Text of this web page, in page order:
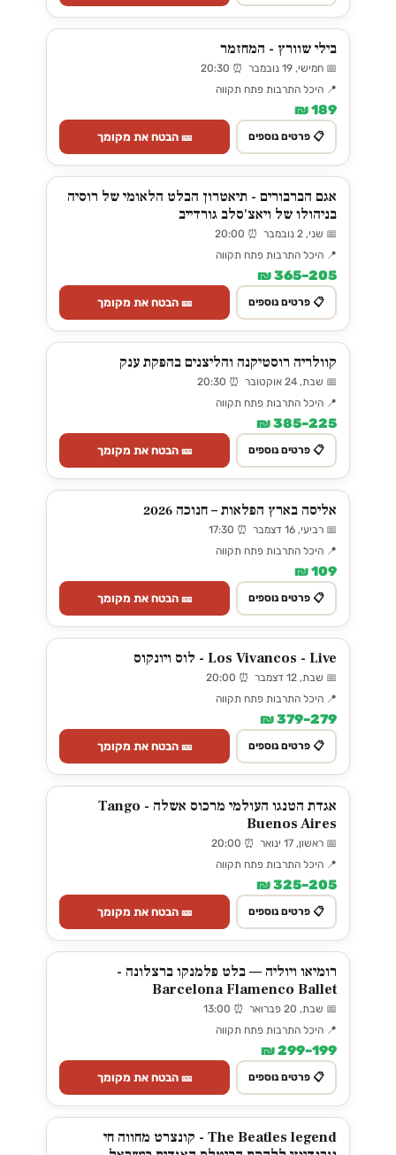
בילי שוורץ - המחזמר
📅 חמישי, 19 נובמבר ⏰ 20:30
📍 היכל התרבות פתח תקווה
189 ₪
📋 פרטים נוספים 🎫 הבטח את מקומך
אגם הברבורים - תיאטרון הבלט הלאומי של רוסיה
בניהולו של ויאצ'סלב גורדייב
📅 שני, 2 נובמבר ⏰ 20:00
📍 היכל התרבות פתח תקווה
205–365 ₪
📋 פרטים נוספים 🎫 הבטח את מקומך
קוולריה רוסטיקנה והליצנים בהפקת ענק
📅 שבת, 24 אוקטובר ⏰ 20:30
📍 היכל התרבות פתח תקווה
225–385 ₪
📋 פרטים נוספים 🎫 הבטח את מקומך
אליסה בארץ הפלאות – חנוכה 2026
📅 רביעי, 16 דצמבר ⏰ 17:30
📍 היכל התרבות פתח תקווה
109 ₪
📋 פרטים נוספים 🎫 הבטח את מקומך
Los Vivancos - Live - לוס ויונקוס
📅 שבת, 12 דצמבר ⏰ 20:00
📍 היכל התרבות פתח תקווה
279–379 ₪
📋 פרטים נוספים 🎫 הבטח את מקומך
אגדת הטנגו העולמי מרכוס אשלה - Tango
Buenos Aires
📅 ראשון, 17 ינואר ⏰ 20:00
📍 היכל התרבות פתח תקווה
205–325 ₪
📋 פרטים נוספים 🎫 הבטח את מקומך
רומיאו ויוליה — בלט פלמנקו ברצלונה -
Barcelona Flamenco Ballet
📅 שבת, 20 פברואר ⏰ 13:00
📍 היכל התרבות פתח תקווה
199–299 ₪
📋 פרטים נוספים 🎫 הבטח את מקומך
The Beatles legend - קונצרט מחווה חי